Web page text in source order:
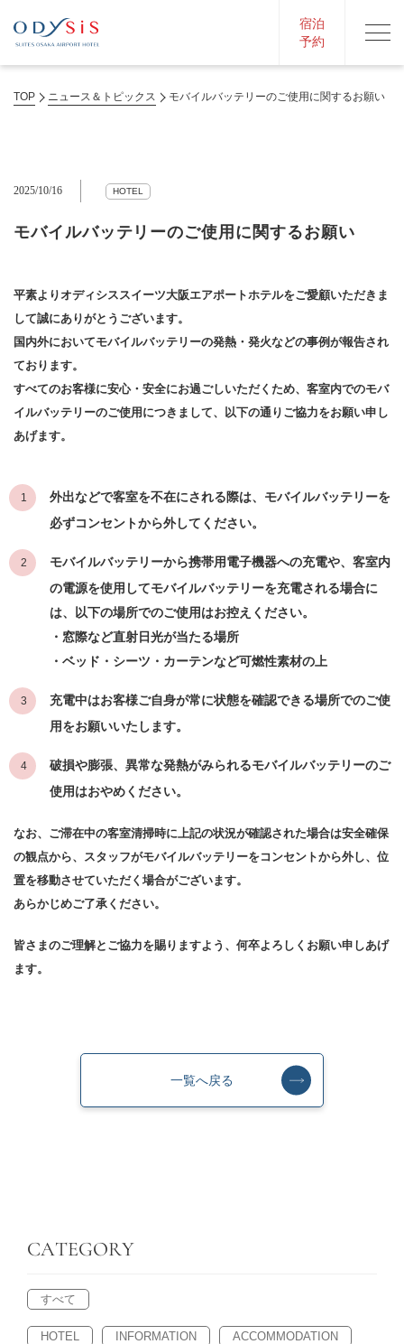
宿泊
予約
TOP ニュース＆トピックス モバイルバッテリーのご使用に関するお願い
2025/10/16 HOTEL
モバイルバッテリーのご使用に関するお願い
平素よりオディシススイーツ大阪エアポートホテルをご愛顧いただきま
して誠にありがとうございます。
国内外においてモバイルバッテリーの発熱・発火などの事例が報告され
ております。
すべてのお客様に安心・安全にお過ごしいただくため、客室内でのモバ
イルバッテリーのご使用につきまして、以下の通りご協力をお願い申し
あげます。
外出などで客室を不在にされる際は、モバイルバッテリーを
必ずコンセントから外してください。
モバイルバッテリーから携帯用電子機器への充電や、客室内
の電源を使用してモバイルバッテリーを充電される場合に
は、以下の場所でのご使用はお控えください。
・窓際など直射日光が当たる場所
・ベッド・シーツ・カーテンなど可燃性素材の上
充電中はお客様ご自身が常に状態を確認できる場所でのご使
用をお願いいたします。
破損や膨張、異常な発熱がみられるモバイルバッテリーのご
使用はおやめください。
なお、ご滞在中の客室清掃時に上記の状況が確認された場合は安全確保
の観点から、スタッフがモバイルバッテリーをコンセントから外し、位
置を移動させていただく場合がございます。
あらかじめご了承ください。
皆さまのご理解とご協力を賜りますよう、何卒よろしくお願い申しあげ
ます。
一覧へ戻る
CATEGORY
すべて
HOTEL INFORMATION ACCOMMODATION